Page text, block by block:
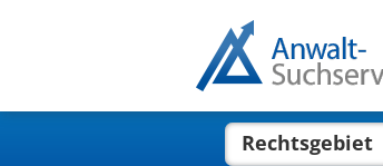
Rechtsgebiet